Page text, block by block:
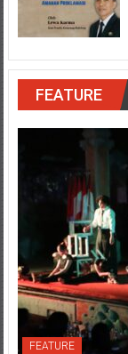
FEATURE
FEATURE